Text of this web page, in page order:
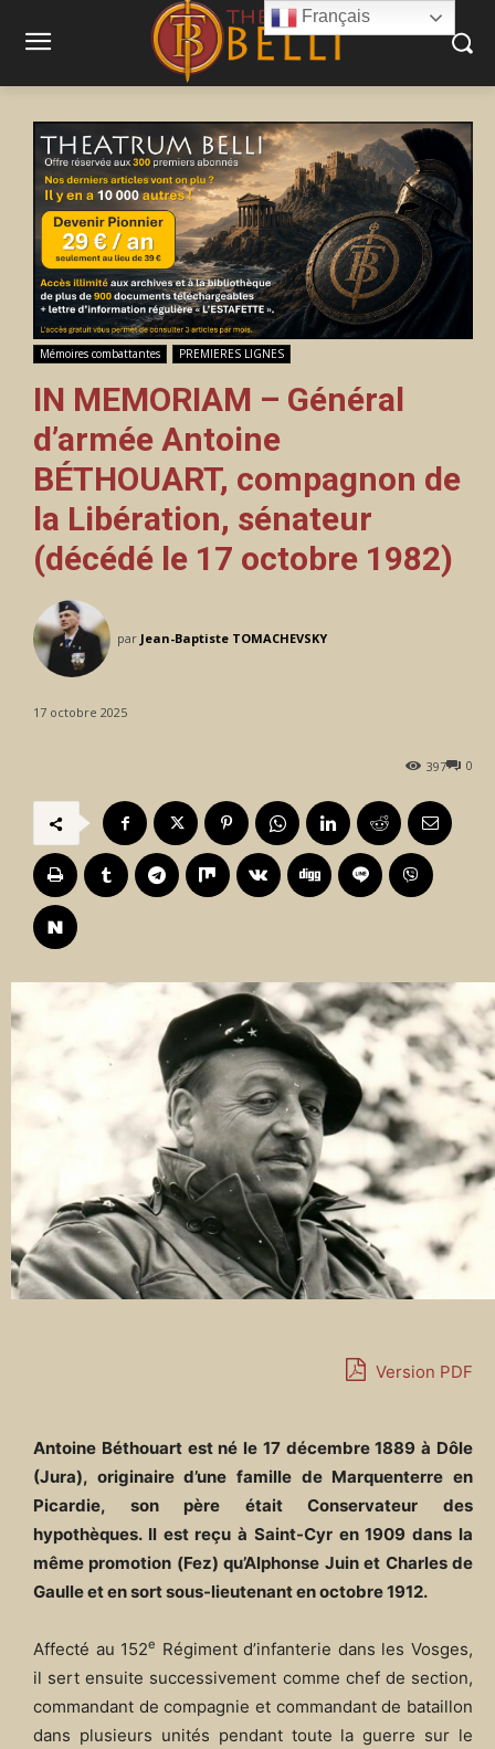
Mémoires combattantes PREMIERES LIGNES
IN MEMORIAM – Général
d’armée Antoine
BÉTHOUART, compagnon de
la Libération, sénateur
(décédé le 17 octobre 1982)
par Jean-Baptiste TOMACHEVSKY
17 octobre 2025
0
397
Version PDF
Antoine Béthouart est né le 17 décembre 1889 à Dôle
(Jura), originaire d’une famille de Marquenterre en
Picardie, son père était Conservateur des
hypothèques. Il est reçu à Saint-Cyr en 1909 dans la
même promotion (Fez) qu’Alphonse Juin et Charles de
Gaulle et en sort sous-lieutenant en octobre 1912.
Affecté au 152e Régiment d’infanterie dans les Vosges,
il sert ensuite successivement comme chef de section,
commandant de compagnie et commandant de bataillon
dans plusieurs unités pendant toute la guerre sur le
Français